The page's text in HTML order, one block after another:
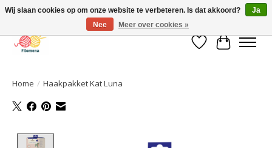
Verlanglijst
Home / Haakpakket Kat Luna
Product image slideshow Items
Wij slaan cookies op om onze website te verbeteren. Is dat akkoord?
Ja
Nee
Meer over cookies »